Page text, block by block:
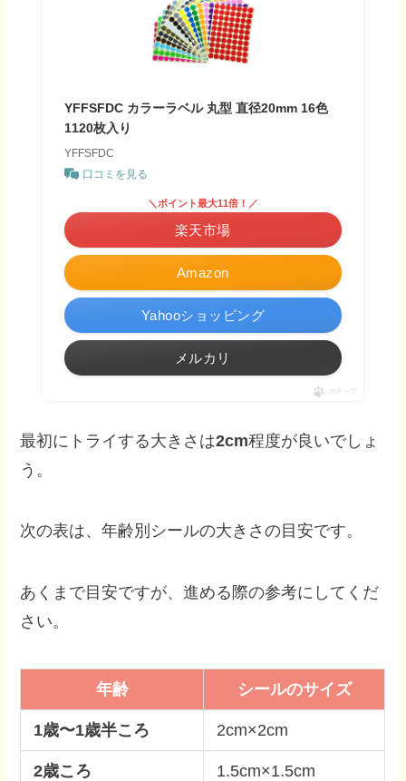
YFFSFDC カラーラベル 丸型 直径20mm 16色
1120枚入り
YFFSFDC
口コミを見る
Amazon
＼ポイント最大11倍！／
楽天市場
Yahooショッピング
メルカリ
ポチップ
最初にトライする大きさは2cm程度が良いでしょ
う。
次の表は、年齢別シールの大きさの目安です。
あくまで目安ですが、進める際の参考にしてくだ
さい。
年齢 シールのサイズ
1歳〜1歳半ころ 2cm×2cm
2歳ころ 1.5cm×1.5cm